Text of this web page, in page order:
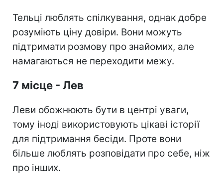
Тельці люблять спілкування, однак добре
розуміють ціну довіри. Вони можуть
підтримати розмову про знайомих, але
намагаються не переходити межу.
7 місце - Лев
Леви обожнюють бути в центрі уваги,
тому іноді використовують цікаві історії
для підтримання бесіди. Проте вони
більше люблять розповідати про себе, ніж
про інших.